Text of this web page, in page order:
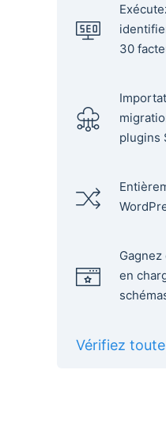
30
plugins
en
Vérifiez